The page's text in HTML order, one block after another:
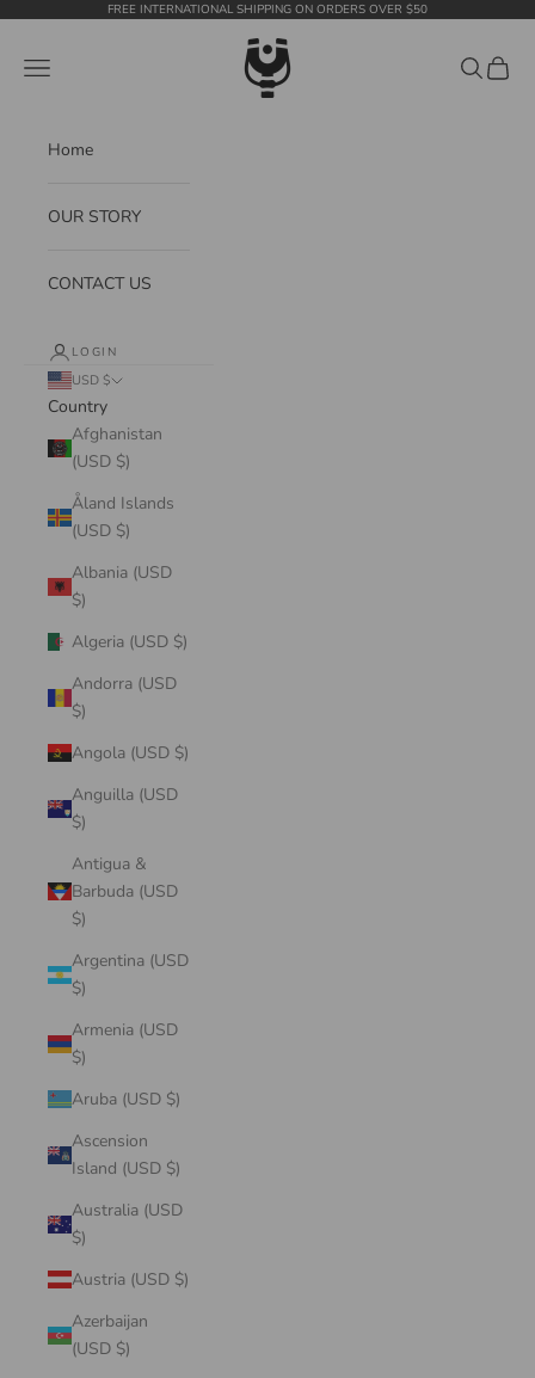
Skip to contentFREE INTERNATIONAL SHIPPING ON ORDERS OVER $50
WildTension
Navigation menu Search
Cart
Home
OUR STORY
CONTACT US
LOGIN
USD $
Country
Afghanistan
(USD $)
Åland Islands
(USD $)
Albania (USD
$)
Algeria (USD $)
Andorra (USD
$)
Angola (USD $)
Anguilla (USD
$)
Antigua &
Barbuda (USD
$)
Argentina (USD
$)
Armenia (USD
$)
Aruba (USD $)
Ascension
Island (USD $)
Australia (USD
$)
Austria (USD $)
Azerbaijan
(USD $)